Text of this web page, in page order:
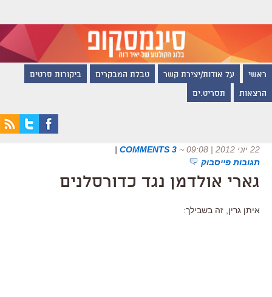
ראשי על אודות/יצירת קשר טבלת המבקרים ביקורות סרטים
הרצאות תסריט.ים
22 יוני 2012 | 09:08 ~
3 COMMENTS
|
תגובות פייסבוק
גארי אולדמן נגד כדורסלנים
איתן גרין, זה בשבילך: